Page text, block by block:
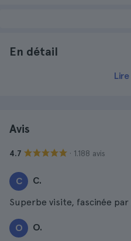
En détail
Avis
4.7 · 1.188 avis
C C.
Superbe visite, fascinée
O O.